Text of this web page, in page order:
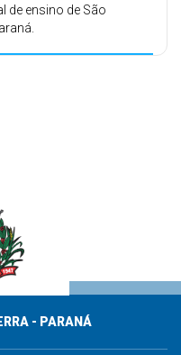
de ensino de São
- PARANÁ